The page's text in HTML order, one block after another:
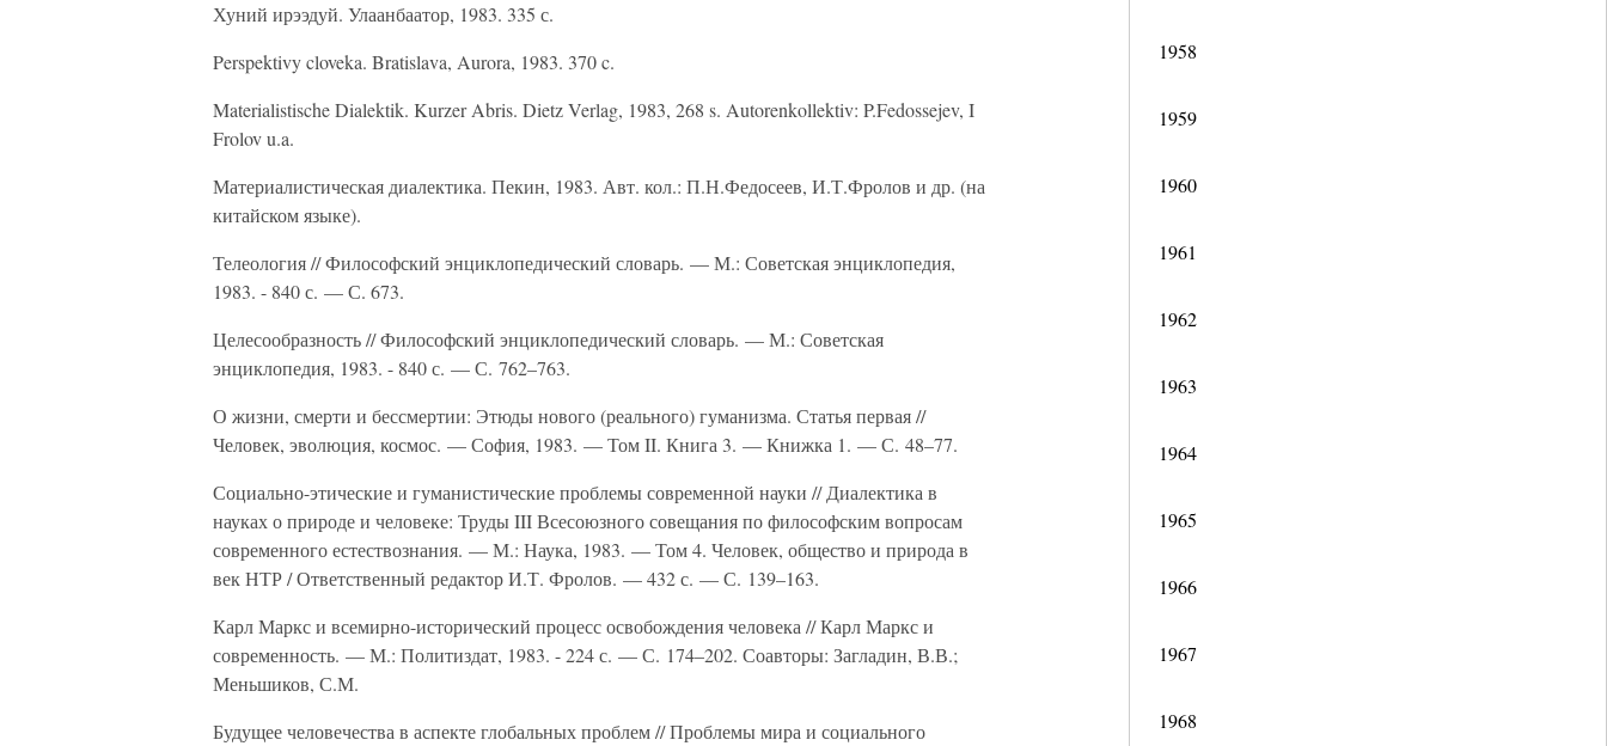
1958
1959
1960
1961
1962
1963
1964
1965
1966
1967
1968
Хуний ирээдуй. Улаанбаатор, 1983. 335 с.
Perspektivy cloveka. Bratislava, Aurora, 1983. 370 c.
Materialistische Dialektik. Kurzer Abris. Dietz Verlag, 1983, 268 s. Autorenkollektiv: P.Fedossejev, I
Frolov u.a.
Материалистическая диалектика. Пекин, 1983. Авт. кол.: П.Н.Федосеев, И.Т.Фролов и др. (на
китайском языке).
Телеология // Философский энциклопедический словарь. — М.: Советская энциклопедия,
1983. - 840 с. — С. 673.
Целесообразность // Философский энциклопедический словарь. — М.: Советская
энциклопедия, 1983. - 840 с. — С. 762–763.
О жизни, смерти и бессмертии: Этюды нового (реального) гуманизма. Статья первая //
Человек, эволюция, космос. — София, 1983. — Том II. Книга 3. — Книжка 1. — С. 48–77.
Социально-этические и гуманистические проблемы современной науки // Диалектика в
науках о природе и человеке: Труды III Всесоюзного совещания по философским вопросам
современного естествознания. — М.: Наука, 1983. — Том 4. Человек, общество и природа в
век НТР / Ответственный редактор И.Т. Фролов. — 432 с. — С. 139–163.
Карл Маркс и всемирно-исторический процесс освобождения человека // Карл Маркс и
современность. — М.: Политиздат, 1983. - 224 с. — С. 174–202. Соавторы: Загладин, В.В.;
Меньшиков, С.М.
Будущее человечества в аспекте глобальных проблем // Проблемы мира и социального